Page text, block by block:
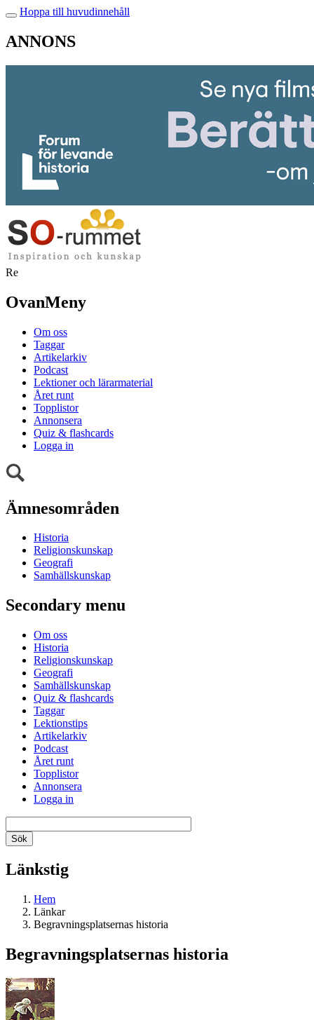
Hoppa till huvudinnehåll
ANNONS
Re
OvanMeny
Om oss
Taggar
Artikelarkiv
Podcast
Lektioner och lärarmaterial
Året runt
Topplistor
Annonsera
Quiz & flashcards
Logga in
Ämnesområden
Historia
Religionskunskap
Geografi
Samhällskunskap
Secondary menu
Om oss
Historia
Religionskunskap
Geografi
Samhällskunskap
Quiz & flashcards
Taggar
Lektionstips
Artikelarkiv
Podcast
Året runt
Topplistor
Annonsera
Logga in
Länkstig
Hem
Länkar
Begravningsplatsernas historia
Begravningsplatsernas historia